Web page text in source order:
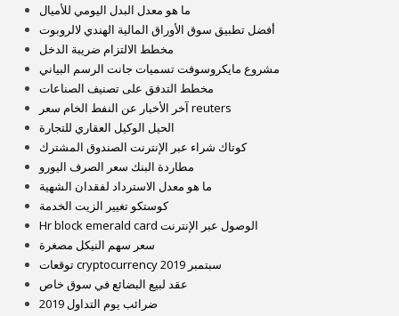
ما هو معدل البدل اليومي للأميال
أفضل تطبيق سوق الأوراق المالية الهندي لالروبوت
مخطط الالتزام ضريبة الدخل
مشروع مايكروسوفت تسميات جانت الرسم البياني
مخطط التدفق على تصنيف الصناعات
آخر الأخبار عن النفط الخام سعر reuters
الحيل الوكيل العقاري للتجارة
كوتاك شراء عبر الإنترنت الصندوق المشترك
مطاردة البنك سعر الصرف اليورو
ما هو معدل الاسترداد لفقدان الشهية
كوستكو تغيير الزيت الخدمة
Hr block emerald card الوصول عبر الإنترنت
سعر سهم النيكل مصغرة
توقعات cryptocurrency سبتمبر 2019
عقد لبيع البضائع في سوق خاص
ضرائب يوم التداول 2019